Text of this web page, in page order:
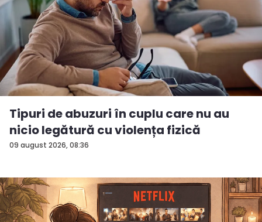
09 august 2026, 08:36
Tipuri de abuzuri în cuplu care nu au
nicio legătură cu violența fizică